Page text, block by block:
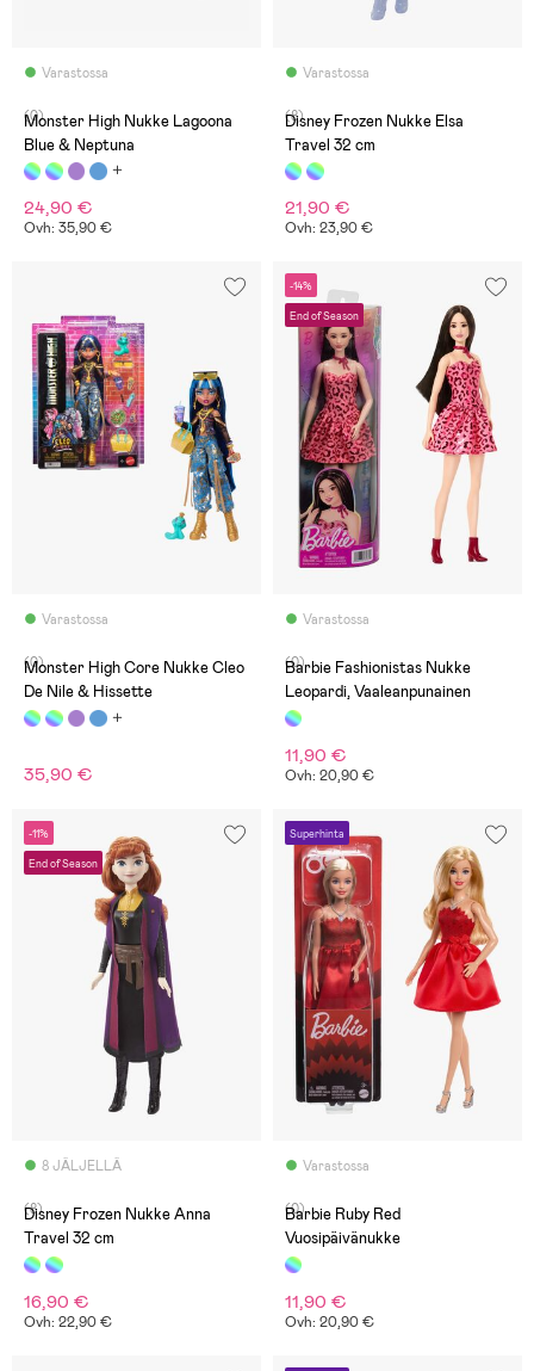
Varastossa
(0)
Monster High Nukke Lagoona
Blue & Neptuna
24,90 €
Ovh: 35,90 €
Varastossa
(8)
Disney Frozen Nukke Elsa
Travel 32 cm
21,90 €
Ovh: 23,90 €
Varastossa
(0)
Monster High Core Nukke Cleo
De Nile & Hissette
35,90 €
-14%
End of Season
Varastossa
(0)
Barbie Fashionistas Nukke
Leopardi, Vaaleanpunainen
11,90 €
Ovh: 20,90 €
-11%
End of Season
8 JÄLJELLÄ
(8)
Disney Frozen Nukke Anna
Travel 32 cm
16,90 €
Ovh: 22,90 €
Superhinta
Varastossa
(0)
Barbie Ruby Red
Vuosipäivänukke
11,90 €
Ovh: 20,90 €